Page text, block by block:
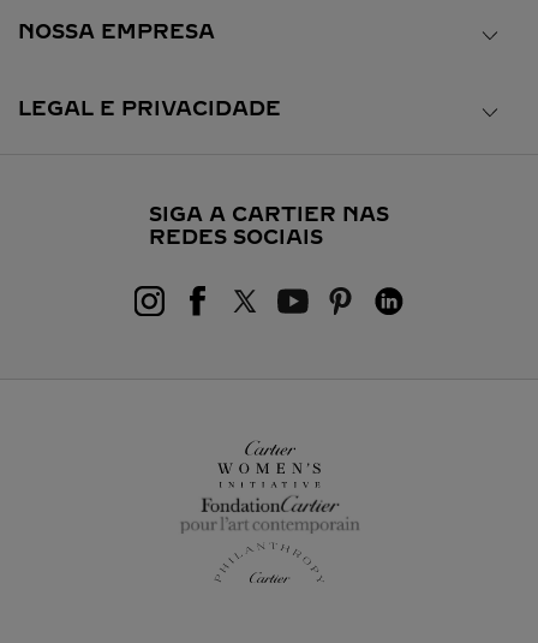
NOSSA EMPRESA
LEGAL E PRIVACIDADE
SIGA A CARTIER NAS
REDES SOCIAIS